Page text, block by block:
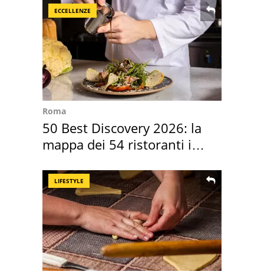
ECCELLENZE
Roma
50 Best Discovery 2026: la
mappa dei 54 ristoranti in
LIFESTYLE